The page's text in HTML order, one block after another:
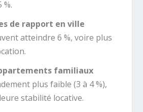
%.
de rapport en ville
atteindre 6 %, voire plus
familiaux
plus faible (3 à 4 %),
stabilité locative.